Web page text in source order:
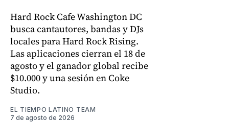
Hard Rock Cafe Washington DC
busca cantautores, bandas y DJs
locales para Hard Rock Rising.
Las aplicaciones cierran el 18 de
agosto y el ganador global recibe
$10.000 y una sesión en Coke
Studio.
EL TIEMPO LATINO TEAM
7 de agosto de 2026